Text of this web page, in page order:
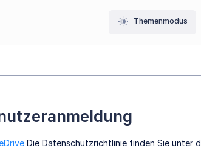
Themenmodus
Die Datenschutzrichtlinie finden Sie unter